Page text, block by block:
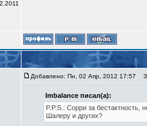
Добавлено: Пн, 02 Апр, 2012 17:57
Imbalance писал(а):
P.P.S.: Сорри за бестактность,
Шалеру и других?